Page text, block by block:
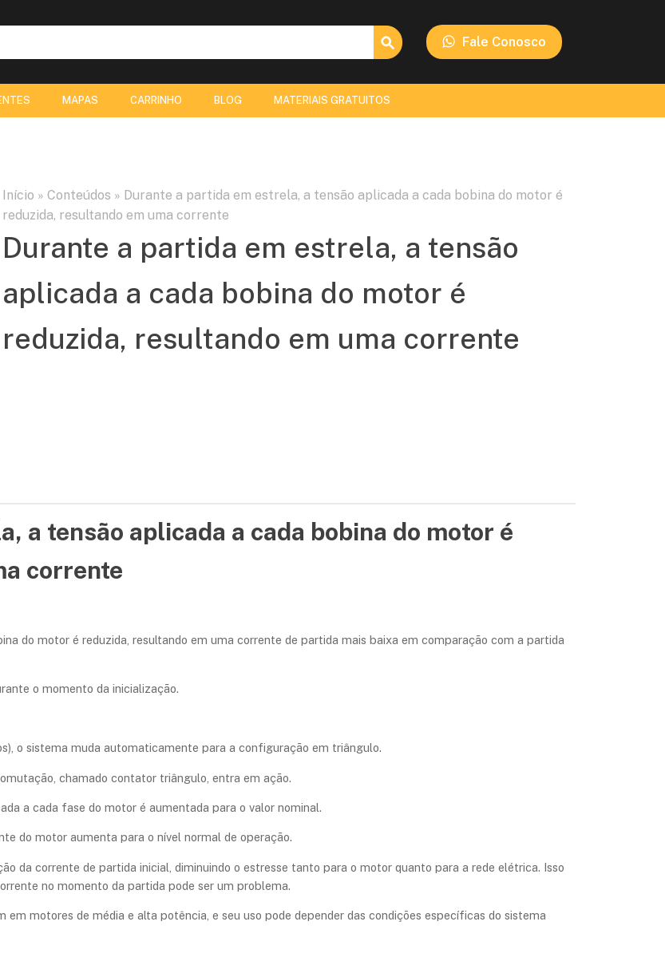
Search Button
Fale Conosco
MAPAS CARRINHO BLOG MATERIAIS GRATUITOS
Início » Conteúdos » Durante a partida em estrela, a tensão aplicada a cada bobina do motor é
reduzida, resultando em uma corrente
Durante a partida em estrela, a tensão
aplicada a cada bobina do motor é
reduzida, resultando em uma corrente
a tensão aplicada a cada bobina do motor é
corrente
do motor é reduzida, resultando em uma corrente de partida mais baixa em comparação com a partida
o momento da inicialização.
o sistema muda automaticamente para a configuração em triângulo.
chamado contator triângulo, entra em ação.
a cada fase do motor é aumentada para o valor nominal.
do motor aumenta para o nível normal de operação.
da corrente de partida inicial, diminuindo o estresse tanto para o motor quanto para a rede elétrica. Isso
no momento da partida pode ser um problema.
motores de média e alta potência, e seu uso pode depender das condições específicas do sistema